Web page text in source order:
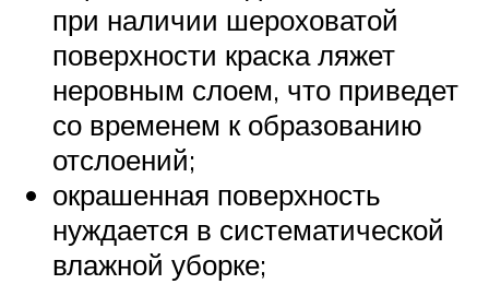
при наличии шероховатой
поверхности краска ляжет
неровным слоем, что приведет
со временем к образованию
отслоений;
окрашенная поверхность
нуждается в систематической
влажной уборке;